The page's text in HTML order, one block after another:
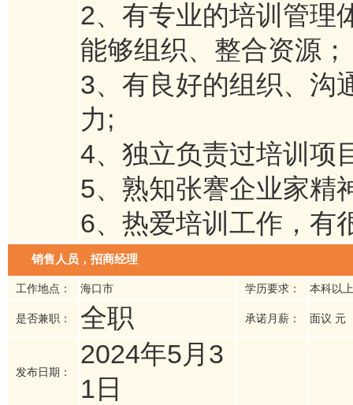
2、有专业的培训管理
能够组织、整合资源；
3、有良好的组织、沟
力;
4、独立负责过培训项
5、熟知张謇企业家精
6、热爱培训工作，有
销售人员，招商经理
工作地点： 海口市 学历要求： 本科以上
是否兼职： 全职 承诺月薪： 面议 元
发布日期：
2024年5月3
1日